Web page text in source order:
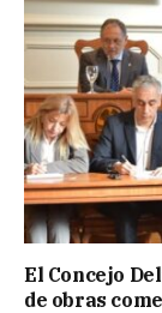
El Concejo
de obras